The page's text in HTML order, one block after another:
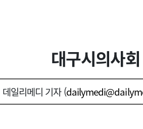
대구시의사
데일리메디 기자 (